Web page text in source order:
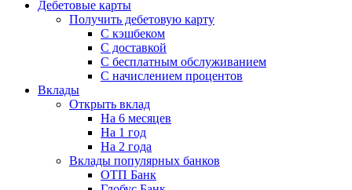
Дебетовые карты
Получить дебетовую карту
С кэшбеком
С доставкой
С бесплатным обслуживанием
С начислением процентов
Вклады
Открыть вклад
На 6 месяцев
На 1 год
На 2 года
Вклады популярных банков
ОТП Банк